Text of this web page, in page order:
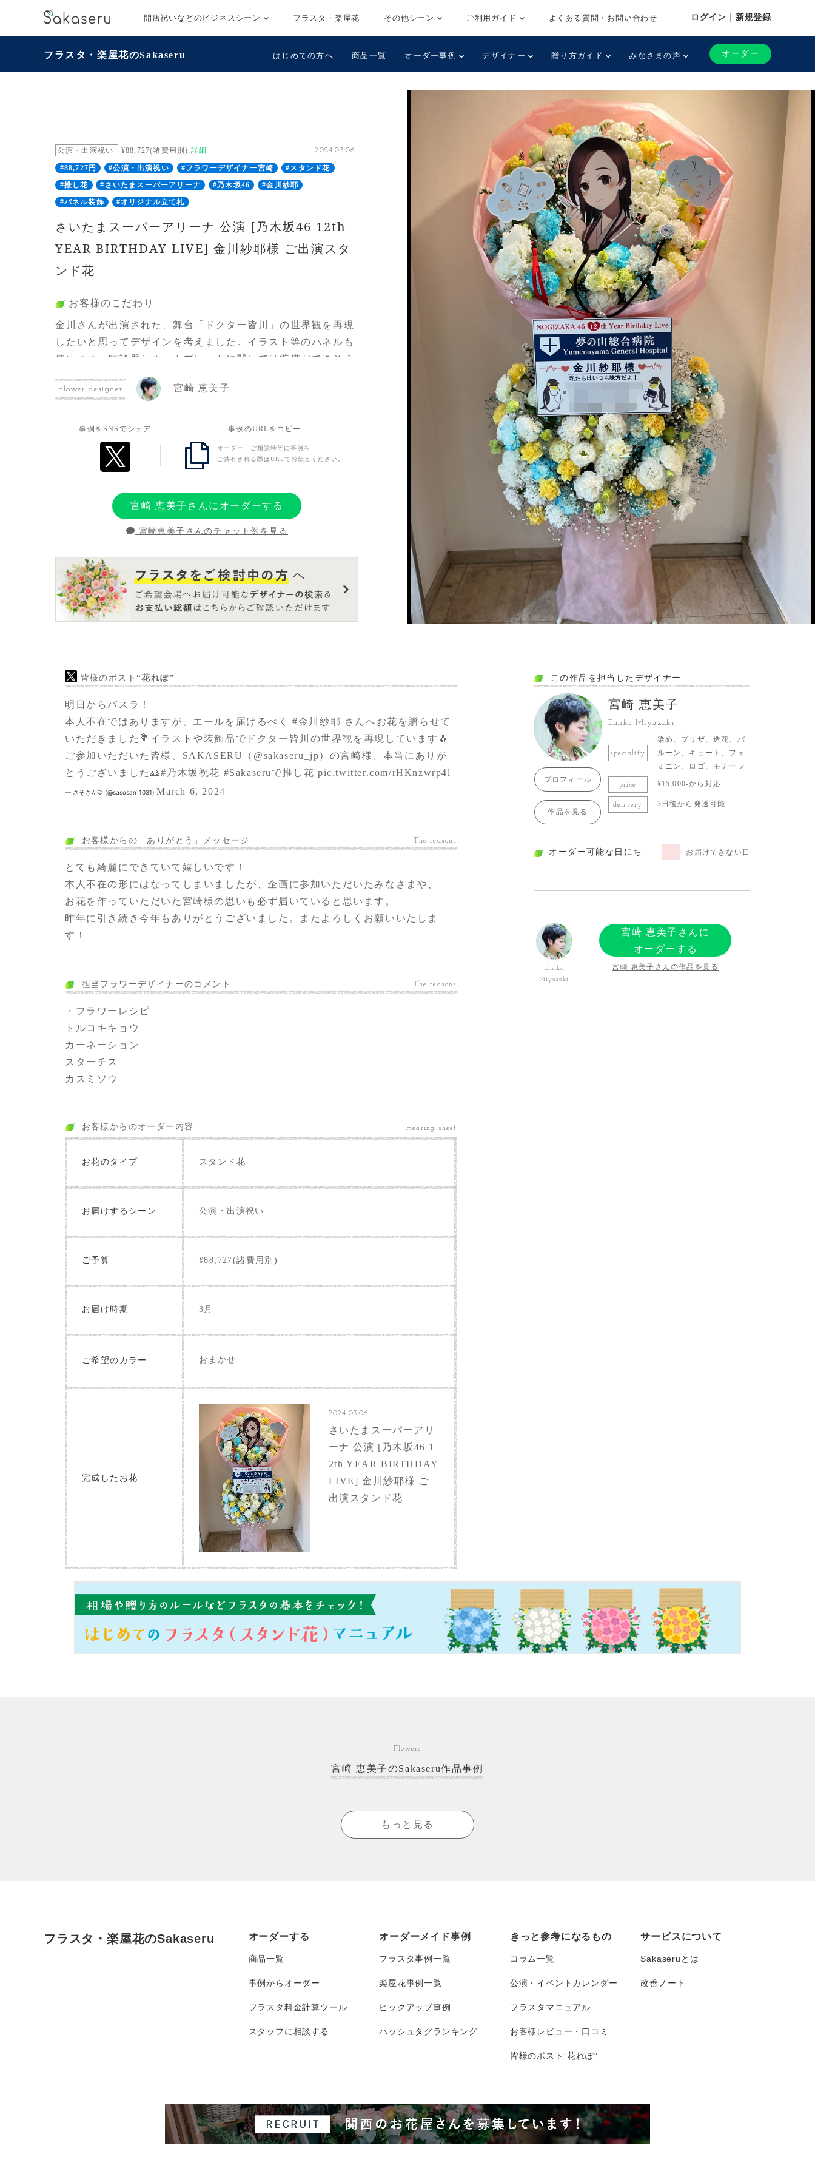
開店祝いなどのビジネスシーン フラスタ・楽屋花 その他シーン ご利用ガイド よくある質問・お問い合わせ ログイン｜新規登録
フラスタ・楽屋花のSakaseru はじめての方へ 商品一覧 オーダー事例 デザイナー 贈り方ガイド みなさまの声 オーダー
公演・出演祝い ¥88,727(諸費用別) 詳細 2024.03.06
#88,727円 #公演・出演祝い #フラワーデザイナー宮崎
#スタンド花
#推し花
#さいたまスーパーアリーナ #乃木坂46
#金川紗耶
#パネル装飾
#オリジナル立て札
さいたまスーパーアリーナ 公演 [乃⽊坂46 12th
YEAR BIRTHDAY LIVE] 金川紗耶様 ご出演スタ
ンド花
お客様のこだわり
金川さんが出演された、舞台「ドクター皆川」の世界観を再現
したいと思ってデザインを考えました。イラスト等のパネルも
使いつつ、聴診器とネームプレートに関しては準備ができそう
だったので実物を購入し、デザインに組み込んでいただきまし
た。衣装のナース服がピンクなので、その色を基調にシンプル
お客様の想い
残念ながら本人は不参加となってしまいましたが、彼女を応援
れていた彼女の思いに酬いるべく、「戻ってきてくれてありが
Flower designer 宮崎 恵美子
事例をSNSでシェア 事例のURLをコピー
オーダー・ご相談時等に事例を
ご共有される際はURLでお伝えください。
宮崎 恵美子さんにオーダーする
宮崎恵美子さんのチャット例を見る
皆様のポスト“花れぽ”
明日からバスラ！
本人不在ではありますが、エールを届けるべく#金川紗耶 さんへお花を贈らせて
いただきました💐イラストや装飾品でドクター皆川の世界観を再現しています🐧
ご参加いただいた皆様、SAKASERU（ @sakaseru_jp）の宮崎様、本当にありが
とうございました🙏#乃木坂祝花 #Sakaseruで推し花 pic.twitter.com/rHKnzwrp4l
— さそさん🦊 (@sasosan_1031) March 6, 2024
お客様からの「ありがとう」メッセージ The reasons
とても綺麗にできていて嬉しいです！
本人不在の形にはなってしまいましたが、企画に参加いただいたみなさまや、
お花を作っていただいた宮崎様の思いも必ず届いていると思います。
昨年に引き続き今年もありがとうございました。またよろしくお願いいたしま
す！
担当フラワーデザイナーのコメント The reasons
・フラワーレシピ
トルコキキョウ
カーネーション
スターチス
カスミソウ
お客様からのオーダー内容 Hearing sheet
お花のタイプ スタンド花
お届けするシーン 公演・出演祝い
ご予算 ¥88,727(諸費用別)
お届け時期 3月
ご希望のカラー おまかせ
完成したお花
2024.03.06
さいたまスーパーアリ
ーナ 公演 [乃⽊坂46 1
2th YEAR BIRTHDAY
LIVE] 金川紗耶様 ご
出演スタンド花
この作品を担当したデザイナー
プロフィール
作品を見る
宮崎 恵美子
Emiko Miyazaki
speciality
染め、プリザ、造花、バ
ルーン、キュート、フェ
ミニン、ロゴ、モチーフ
price ¥15,000-から対応
delivery 3日後から発送可能
オーダー可能な日にち お届けできない日
Emiko
Miyazaki
宮崎 恵美子さんに
オーダーする
宮崎 恵美子さんの作品を見る
Flowers
宮崎 恵美子のSakaseru作品事例
もっと見る
フラスタ・楽屋花のSakaseru オーダーする
商品一覧
事例からオーダー
フラスタ料金計算ツール
スタッフに相談する
オーダーメイド事例
フラスタ事例一覧
楽屋花事例一覧
ピックアップ事例
ハッシュタグランキング
きっと参考になるもの
コラム一覧
公演・イベントカレンダー
フラスタマニュアル
お客様レビュー・口コミ
皆様のポスト”花れぽ”
サービスについて
Sakaseruとは
改善ノート